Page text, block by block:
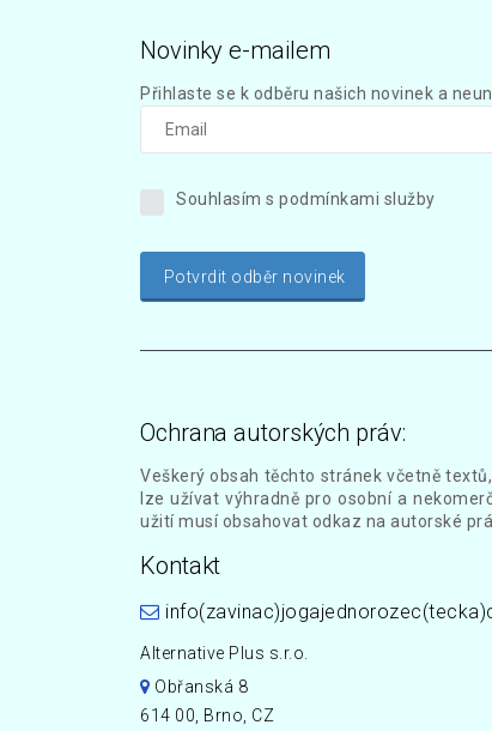
Novinky e-mailem
Přihlaste se k odběru našich novinek a
Souhlasím s podmínkami služby
Potvrdit odběr novinek
Ochrana autorských práv:
Veškerý obsah těchto stránek včetně
lze užívat výhradně pro osobní a
užití musí obsahovat odkaz na autorské
Kontakt
Alternative Plus s.r.o.
Obřanská 8
614 00, Brno, CZ